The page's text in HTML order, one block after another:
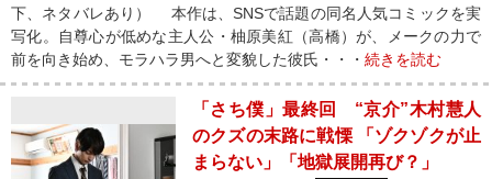
下、ネタバレあり） 本作は、SNSで話題の同名人気コミックを実
写化。自尊心が低めな主人公・柚原美紅（高橋）が、メークの力で
前を向き始め、モラハラ男へと変貌した彼氏・・・ 続きを読む
「さち僕」最終回 “京介”木村慧人
のクズの末路に戦慄 「ゾクゾクが止
まらない」「地獄展開再び？」